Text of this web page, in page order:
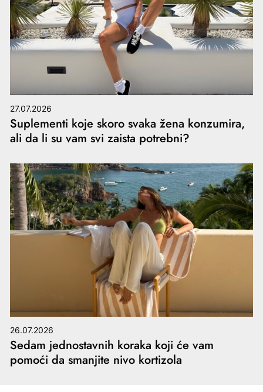
27.07.2026
Suplementi koje skoro svaka žena konzumira,
ali da li su vam svi zaista potrebni?
26.07.2026
Sedam jednostavnih koraka koji će vam
pomoći da smanjite nivo kortizola